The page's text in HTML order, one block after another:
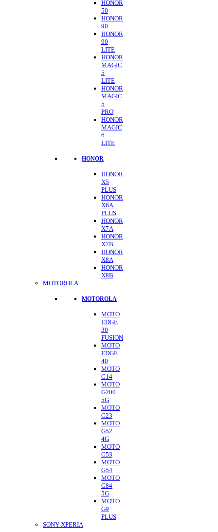
HONOR
50
HONOR
90
HONOR
90
LITE
HONOR
MAGIC
5
LITE
HONOR
MAGIC
5
PRO
HONOR
MAGIC
6
LITE
HONOR
HONOR
X5
PLUS
HONOR
X6A
PLUS
HONOR
X7A
HONOR
X7B
HONOR
X8A
HONOR
X8B
MOTOROLA
MOTOROLA
MOTO
EDGE
30
FUSION
MOTO
EDGE
40
MOTO
G14
MOTO
G200
5G
MOTO
G23
MOTO
G52
4G
MOTO
G53
MOTO
G54
MOTO
G84
5G
MOTO
G9
PLUS
SONY XPERIA